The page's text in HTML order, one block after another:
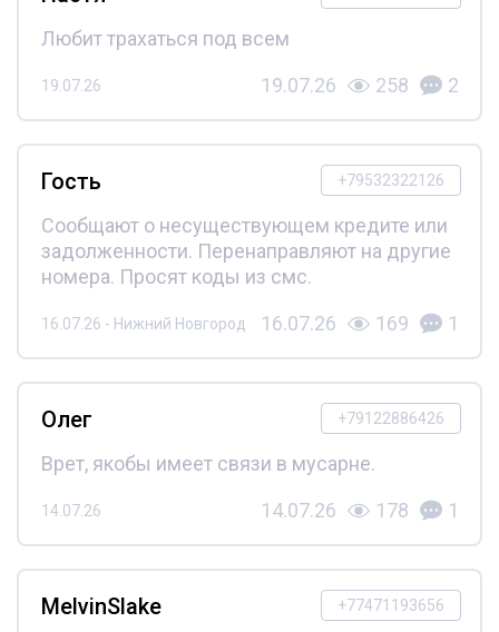
Любит трахаться под всем
19.07.26 19.07.26 258 2
+79532322126
Гость
Сообщают о несуществующем кредите или
задолженности. Перенаправляют на другие
номера. Просят коды из смс.
16.07.26 - Нижний Новгород 16.07.26 169 1
+79122886426
Олег
Врет, якобы имеет связи в мусарне.
14.07.26 14.07.26 178 1
+77471193656
MelvinSlake